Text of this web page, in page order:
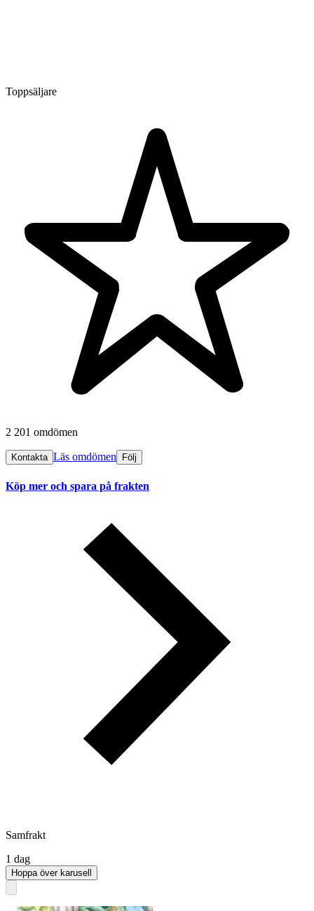
Toppsäljare
2 201 omdömen
Kontakta Läs omdömen Följ
Köp mer och spara på frakten
Samfrakt
1 dag
Hoppa över karusell